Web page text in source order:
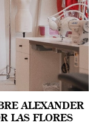
ALEXANDER
LAS FLORES